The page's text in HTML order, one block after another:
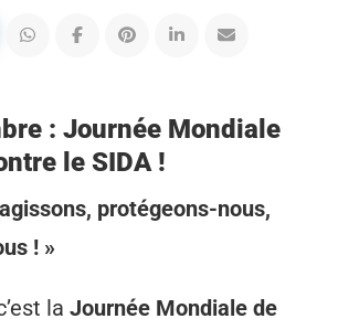
: Journée Mondiale
le SIDA !
protégeons-nous,
! »
la Journée Mondiale de